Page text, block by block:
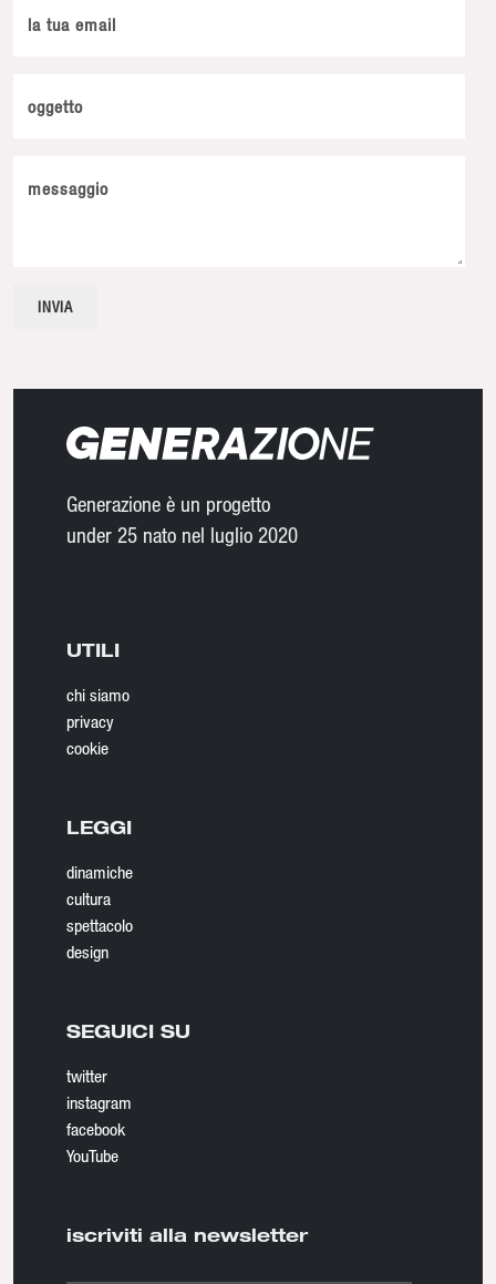
la tua email
oggetto
messaggio
Generazione è un progetto
under 25 nato nel luglio 2020
UTILI
chi siamo
privacy
cookie
LEGGI
dinamiche
cultura
spettacolo
design
SEGUICI SU
twitter
instagram
facebook
YouTube
iscriviti alla newsletter